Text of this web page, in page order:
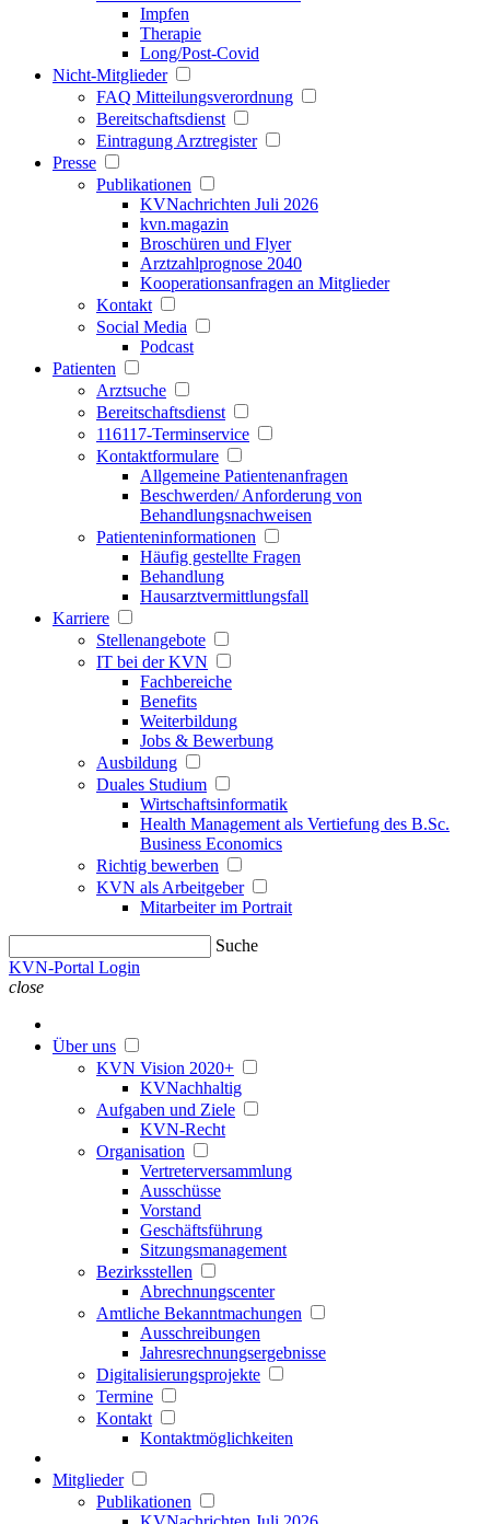
Impfen
Therapie
Long/Post-Covid
Nicht-Mitglieder
FAQ Mitteilungsverordnung
Bereitschaftsdienst
Eintragung Arztregister
Presse
Publikationen
KVNachrichten Juli 2026
kvn.magazin
Broschüren und Flyer
Arztzahlprognose 2040
Kooperationsanfragen an Mitglieder
Kontakt
Social Media
Podcast
Patienten
Arztsuche
Bereitschaftsdienst
116117-Terminservice
Kontaktformulare
Allgemeine Patientenanfragen
Beschwerden/ Anforderung von
Behandlungsnachweisen
Patienteninformationen
Häufig gestellte Fragen
Behandlung
Hausarztvermittlungsfall
Karriere
Stellenangebote
IT bei der KVN
Fachbereiche
Benefits
Weiterbildung
Jobs & Bewerbung
Ausbildung
Duales Studium
Wirtschaftsinformatik
Health Management als Vertiefung des B.Sc.
Business Economics
Richtig bewerben
KVN als Arbeitgeber
Mitarbeiter im Portrait
Suche
KVN-Portal Login
close
Über uns
KVN Vision 2020+
KVNachhaltig
Aufgaben und Ziele
KVN-Recht
Organisation
Vertreterversammlung
Ausschüsse
Vorstand
Geschäftsführung
Sitzungsmanagement
Bezirksstellen
Abrechnungscenter
Amtliche Bekanntmachungen
Ausschreibungen
Jahresrechnungsergebnisse
Digitalisierungsprojekte
Termine
Kontakt
Kontaktmöglichkeiten
Mitglieder
Publikationen